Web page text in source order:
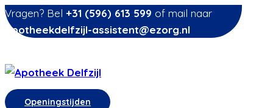
Vragen? Bel +31 (596) 613 599 of mail naar
apotheekdelfzijl-assistent@ezorg.nl
Openingstijden